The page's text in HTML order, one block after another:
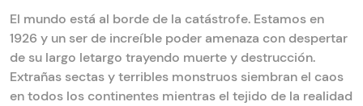
El mundo está al borde de la catástrofe. Estamos en
1926 y un ser de increíble poder amenaza con despertar
de su largo letargo trayendo muerte y destrucción.
Extrañas sectas y terribles monstruos siembran el caos
en todos los continentes mientras el tejido de la realidad